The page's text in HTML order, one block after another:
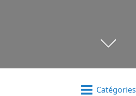
Catégories